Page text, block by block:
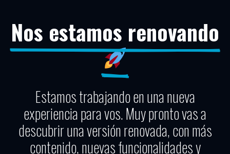
Nos estamos renovando
Estamos trabajando en una nueva
experiencia para vos. Muy pronto vas a
descubrir una versión renovada, con más
contenido, nuevas funcionalidades y